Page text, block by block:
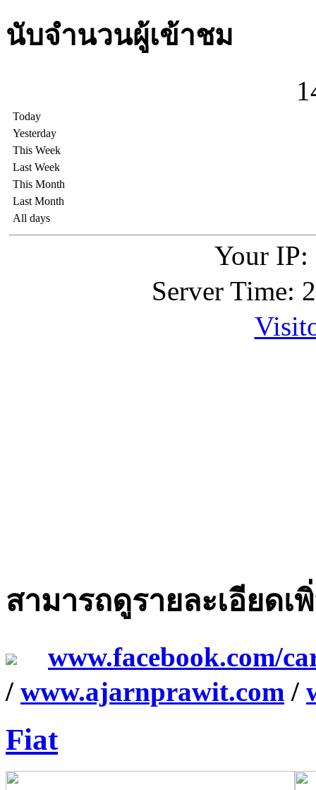
นับจำนวนผู้เข้าชม
1
Today
Yesterday
This Week
Last Week
This Month
Last Month
All days
Your IP:
Server Time:
สามารถดูรายละเอียดเ
www.facebook.com/
/ www.ajarnprawit.com /
Fiat